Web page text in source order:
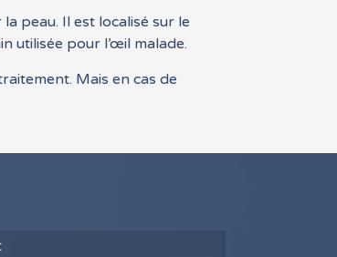
peau. Il est localisé sur le
utilisée pour l’œil malade.
Mais en cas de